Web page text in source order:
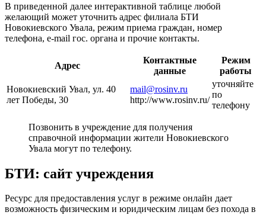
В приведенной далее интерактивной таблице любой
желающий может уточнить адрес филиала БТИ
Новокиевского Увала, режим приема граждан, номер
телефона, e-mail гос. органа и прочие контакты.
Адрес
Контактные
данные
Режим
работы
Новокиевский Увал, ул. 40
лет Победы, 30
mail@rosinv.ru
http://www.rosinv.ru/
уточняйте
по
телефону
Позвонить в учреждение для получения
справочной информации жители Новокиевского
Увала могут по телефону.
БТИ: сайт учреждения
Ресурс для предоставления услуг в режиме онлайн дает
возможность физическим и юридическим лицам без похода в